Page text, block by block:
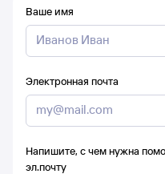
Ваше имя
Электронная почта
Напишите, с чем нужна
эл.почту